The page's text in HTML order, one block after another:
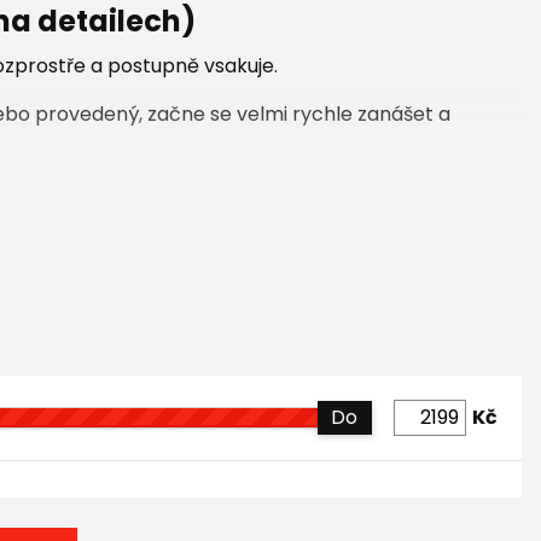
detailech)
a postupně vsakuje.
provedený, začne se velmi rychle zanášet a
pro venkovní kanalizaci.
Do Kč